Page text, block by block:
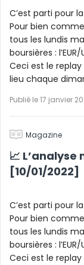
C’est parti pour
Pour bien
tous les lundis
boursières :
Ceci est le replay
lieu chaque
Publié le 17 janvier
Magazine
📈
[10/01/2022]
C’est parti pour
Pour bien
tous les lundis
boursières :
Ceci est le replay